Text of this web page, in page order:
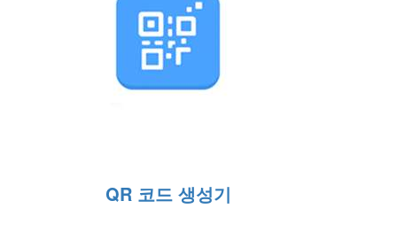
QR 코드 생성기